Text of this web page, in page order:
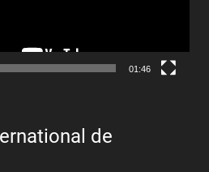
01:46
de